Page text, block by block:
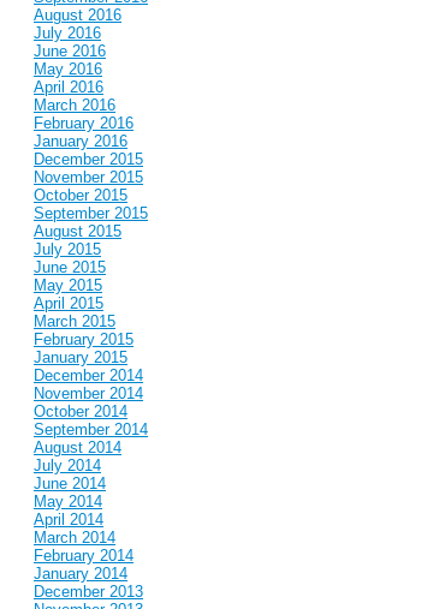
August 2016
July 2016
June 2016
May 2016
April 2016
March 2016
February 2016
January 2016
December 2015
November 2015
October 2015
September 2015
August 2015
July 2015
June 2015
May 2015
April 2015
March 2015
February 2015
January 2015
December 2014
November 2014
October 2014
September 2014
August 2014
July 2014
June 2014
May 2014
April 2014
March 2014
February 2014
January 2014
December 2013